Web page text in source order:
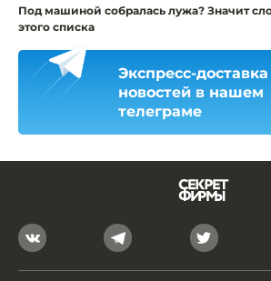
Под машиной собралась лужа? Значит
этого списка
Экспресс-доставка
новостей в нашем
телеграме